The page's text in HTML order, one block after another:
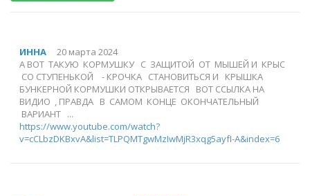
ИННА
20 марта 2024
А ВОТ ТАКУЮ КОРМУШКУ С ЗАЩИТОЙ ОТ МЫШЕЙ И КРЫС
СО СТУПЕНЬКОЙ - КРОЧКА СТАНОВИТЬСЯ И КРЫШКА
БУНКЕРНОЙ КОРМУШКИ ОТКРЫВАЕТСЯ ВОТ ССЫЛКА НА
ВИДИО , ПРАВДА В САМОМ КОНЦЕ ОКОНЧАТЕЛЬНЫЙ
ВАРИАНТ ...
https://www.youtube.com/watch?
v=cCLbzDKBxvA&list=TLPQMTgwMzIwMjR3xqg5ayfI-A&index=6